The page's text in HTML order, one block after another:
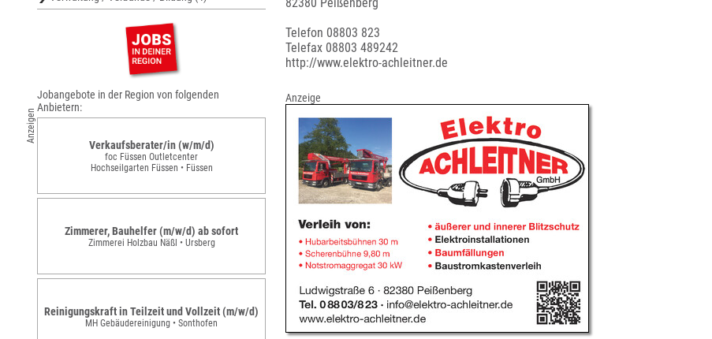
Telefon 08803 823
Telefax 08803 489242
http://www.elektro-achleitner.de
Anzeige
Anzeigen
Jobangebote in der Region von folgenden
Anbietern:
Verkaufsberater/in (w/m/d)
foc Füssen Outletcenter
Hochseilgarten Füssen • Füssen
Zimmerer, Bauhelfer (m/w/d) ab sofort
Zimmerei Holzbau Näßl • Ursberg
Reinigungskraft in Teilzeit und Vollzeit (m/w/d)
MH Gebäudereinigung • Sonthofen